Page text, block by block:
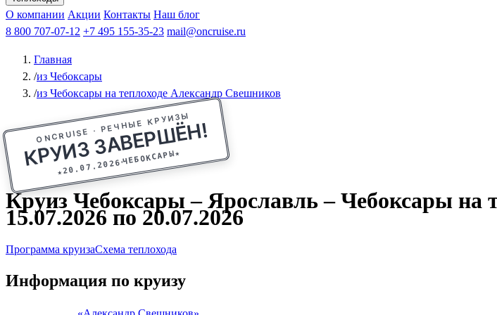
Афанасий Никитин Октябрьская революция
О компании Акции Контакты Наш блог
8 800 707-07-12 +7 495 155-35-23 mail@oncruise.ru
Главная
/из Чебоксары
/из Чебоксары на теплоходе Александр Свешников
ONCRUISE · РЕЧНЫЕ КРУИЗЫ
КРУИЗ ЗАВЕРШЁН!
★20.07.2026ЧЕБОКСАРЫ★
Круиз Чебоксары – Ярославль – Чебоксары на
15.07.2026 по 20.07.2026
Программа круизаСхема теплохода
Информация по круизу